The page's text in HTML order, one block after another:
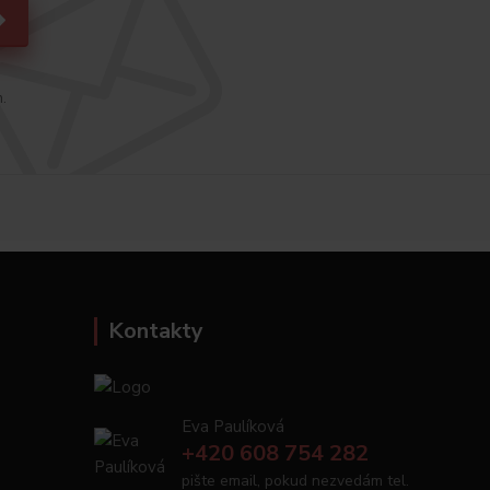
Kontakty
Eva Paulíková
+420 608 754 282
pište email, pokud nezvedám tel.